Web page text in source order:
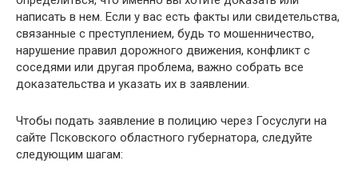
написать в нем. Если у вас есть факты или свидетельства,
связанные с преступлением, будь то мошенничество,
нарушение правил дорожного движения, конфликт с
соседями или другая проблема, важно собрать все
доказательства и указать их в заявлении.
Чтобы подать заявление в полицию через Госуслуги на
сайте Псковского областного губернатора, следуйте
следующим шагам: